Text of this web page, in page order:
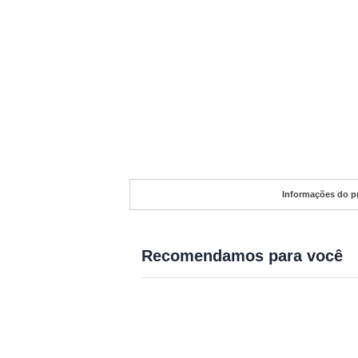
Informações do
Recomendamos para você